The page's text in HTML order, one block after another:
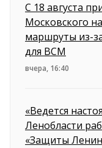
С 18 августа
Московского
маршруты из-
для ВСМ
вчера, 16:40
«Ведется
Ленобласти
«Защиты